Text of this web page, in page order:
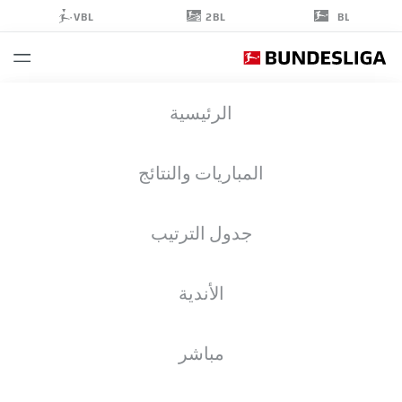
BL
2BL
VBL
الرئيسية
المباريات والنتائج
جدول الترتيب
الأندية
مباشر